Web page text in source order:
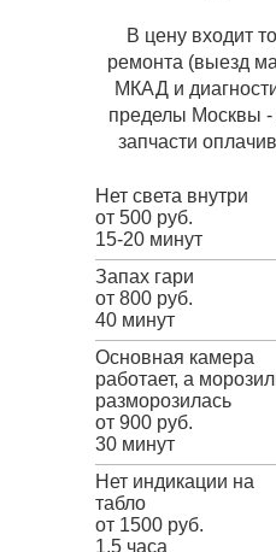
В цену входит
ремонта (выезд
МКАД и
пределы Москвы -
запчасти
Нет света внутри
от 500 руб.
15-20 минут
Запах гари
от 800 руб.
40 минут
Основная камера
работает, а
разморозилась
от 900 руб.
30 минут
Нет индикации на
табло
от 1500 руб.
1,5 часа